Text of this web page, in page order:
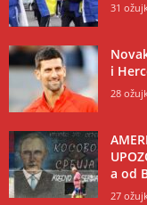
31
i
28
a od
27